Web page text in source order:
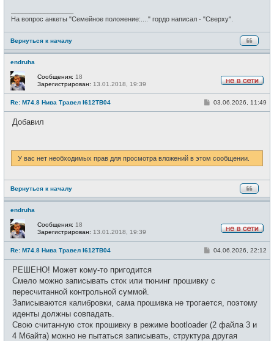
На вопрос анкеты "Семейное положение:...." гордо написал - "Сверху".
Вернуться к началу
endruha
е
в
с
Сообщения: 18
Зарегистрирован: 13.01.2018, 19:39
Re: М74.8 Нива Травел I612TB04
С
и
е
03.06.2026, 11:49
Добавил
У вас нет необходимых прав для просмотра вложений в этом сообщении.
Вернуться к началу
endruha
е
в
с
Сообщения: 18
Зарегистрирован: 13.01.2018, 19:39
Re: М74.8 Нива Травел I612TB04
С
щ
и
04.06.2026, 22:12
РЕШЕНО! Может кому-то пригодится
Смело можно записывать сток или тюнинг прошивку с
пересчитанной контрольной суммой.
Записываются калибровки, сама прошивка не трогается, поэтому
иденты должны совпадать.
Свою считанную сток прошивку в режиме bootloader (2 файла 3 и
4 Мбайта) можно не пытаться записывать, структура другая